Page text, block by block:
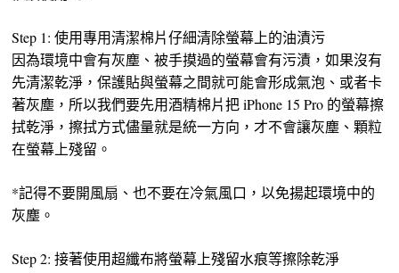
Step 1: 使用專用清潔棉片仔細清除螢幕上的油漬污
因為環境中會有灰塵、被手摸過的螢幕會有污漬，如果沒有
先清潔乾淨，保護貼與螢幕之間就可能會形成氣泡、或者卡
著灰塵，所以我們要先用酒精棉片把 iPhone 15 Pro 的螢幕擦
拭乾淨，擦拭方式儘量就是統一方向，才不會讓灰塵、顆粒
在螢幕上殘留。
*記得不要開風扇、也不要在冷氣風口，以免揚起環境中的
灰塵。
Step 2: 接著使用超纖布將螢幕上殘留水痕等擦除乾淨